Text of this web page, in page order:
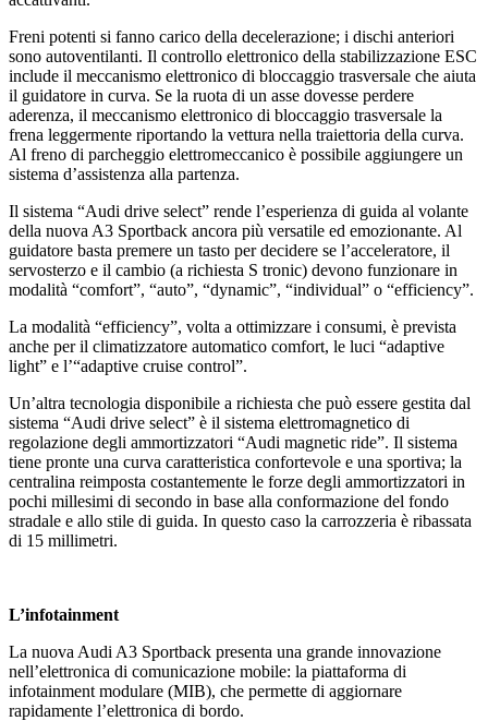
Freni potenti si fanno carico della decelerazione; i dischi anteriori
sono autoventilanti. Il controllo elettronico della stabilizzazione ESC
include il meccanismo elettronico di bloccaggio trasversale che aiuta
il guidatore in curva. Se la ruota di un asse dovesse perdere
aderenza, il meccanismo elettronico di bloccaggio trasversale la
frena leggermente riportando la vettura nella traiettoria della curva.
Al freno di parcheggio elettromeccanico è possibile aggiungere un
sistema d’assistenza alla partenza.
Il sistema “Audi drive select” rende l’esperienza di guida al volante
della nuova A3 Sportback ancora più versatile ed emozionante. Al
guidatore basta premere un tasto per decidere se l’acceleratore, il
servosterzo e il cambio (a richiesta S tronic) devono funzionare in
modalità “comfort”, “auto”, “dynamic”, “individual” o “efficiency”.
La modalità “efficiency”, volta a ottimizzare i consumi, è prevista
anche per il climatizzatore automatico comfort, le luci “adaptive
light” e l’“adaptive cruise control”.
Un’altra tecnologia disponibile a richiesta che può essere gestita dal
sistema “Audi drive select” è il sistema elettromagnetico di
regolazione degli ammortizzatori “Audi magnetic ride”. Il sistema
tiene pronte una curva caratteristica confortevole e una sportiva; la
centralina reimposta costantemente le forze degli ammortizzatori in
pochi millesimi di secondo in base alla conformazione del fondo
stradale e allo stile di guida. In questo caso la carrozzeria è ribassata
di 15 millimetri.
L’infotainment
La nuova Audi A3 Sportback presenta una grande innovazione
nell’elettronica di comunicazione mobile: la piattaforma di
infotainment modulare (MIB), che permette di aggiornare
rapidamente l’elettronica di bordo.